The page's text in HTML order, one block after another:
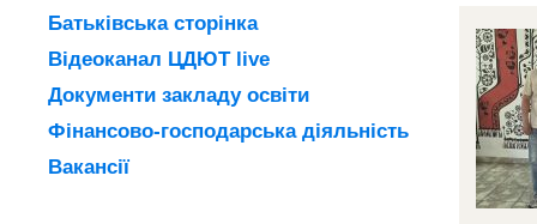
Батьківська сторінка
Відеоканал ЦДЮТ live
Документи закладу освіти
Фінансово-господарська діяльність
Вакансії